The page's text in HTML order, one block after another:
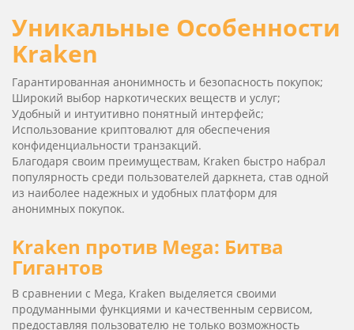
Уникальные Особенности
Kraken
Гарантированная анонимность и безопасность покупок;
Широкий выбор наркотических веществ и услуг;
Удобный и интуитивно понятный интерфейс;
Использование криптовалют для обеспечения
конфиденциальности транзакций.
Благодаря своим преимуществам, Kra­ken быстро набрал
популярность среди пользователей даркнета, став одной
из наиболее надежных и удобных платформ для
анонимных покупок.
Kra­ken против Mega: Битва
Гигантов
В сравнении с Mega, Kra­ken выделяется своими
продуманными функциями и качественным сервисом,
предоставляя пользователю не только возможность